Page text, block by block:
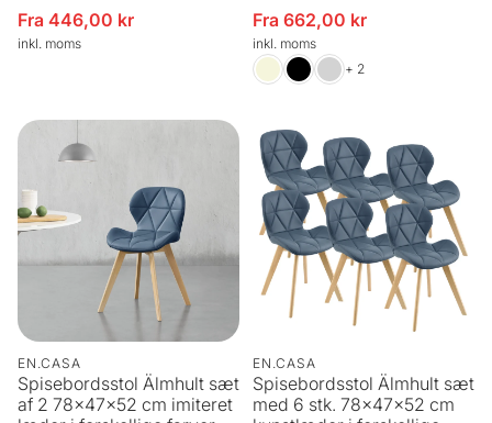
Udsalgspris
Fra 446,00 kr
inkl. moms
Udsalgspris
Fra 662,00 kr
inkl. moms
+ 2
EN.CASA
Spisebordsstol Älmhult sæt
af 2 78x47x52 cm imiteret
EN.CASA
Spisebordsstol Älmhult sæt
med 6 stk. 78x47x52 cm